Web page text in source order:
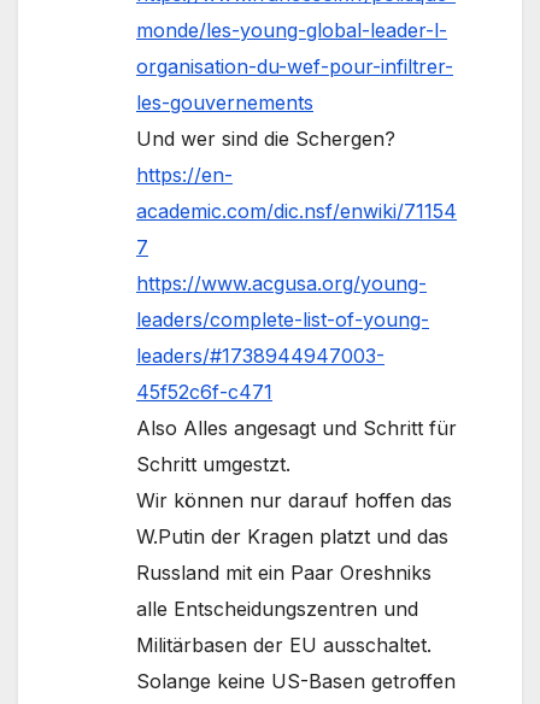
monde/les-young-global-leader-l-
organisation-du-wef-pour-infiltrer-
les-gouvernements
Und wer sind die Schergen?
https://en-
academic.com/dic.nsf/enwiki/71154
7
https://www.acgusa.org/young-
leaders/complete-list-of-young-
leaders/#1738944947003-
45f52c6f-c471
Also Alles angesagt und Schritt für
Schritt umgestzt.
Wir können nur darauf hoffen das
W.Putin der Kragen platzt und das
Russland mit ein Paar Oreshniks
alle Entscheidungszentren und
Militärbasen der EU ausschaltet.
Solange keine US-Basen getroffen